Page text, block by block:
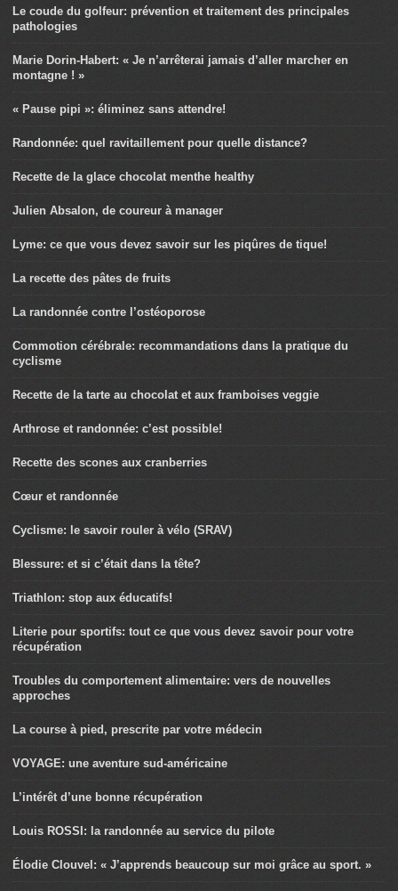
Le coude du golfeur: prévention et traitement des principales
pathologies
Marie Dorin-Habert: « Je n’arrêterai jamais d’aller marcher en
montagne ! »
« Pause pipi »: éliminez sans attendre!
Randonnée: quel ravitaillement pour quelle distance?
Recette de la glace chocolat menthe healthy
Julien Absalon, de coureur à manager
Lyme: ce que vous devez savoir sur les piqûres de tique!
La recette des pâtes de fruits
La randonnée contre l’ostéoporose
Commotion cérébrale: recommandations dans la pratique du
cyclisme
Recette de la tarte au chocolat et aux framboises veggie
Arthrose et randonnée: c’est possible!
Recette des scones aux cranberries
Cœur et randonnée
Cyclisme: le savoir rouler à vélo (SRAV)
Blessure: et si c’était dans la tête?
Triathlon: stop aux éducatifs!
Literie pour sportifs: tout ce que vous devez savoir pour votre
récupération
Troubles du comportement alimentaire: vers de nouvelles
approches
La course à pied, prescrite par votre médecin
VOYAGE: une aventure sud-américaine
L’intérêt d’une bonne récupération
Louis ROSSI: la randonnée au service du pilote
Élodie Clouvel: « J’apprends beaucoup sur moi grâce au sport. »